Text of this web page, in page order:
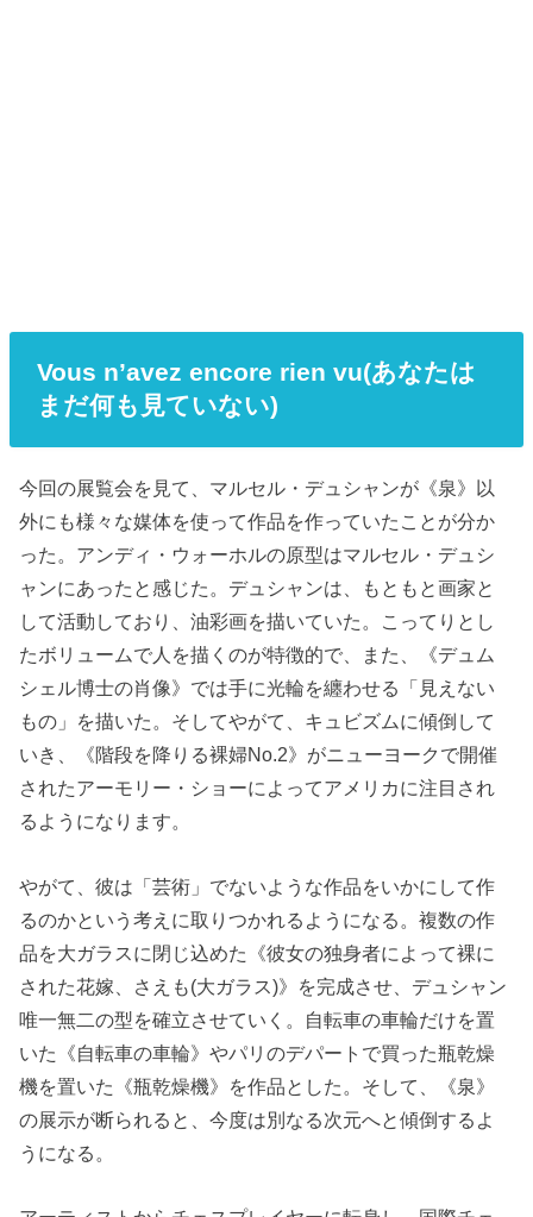
Vous n’avez encore rien vu(あなたは
まだ何も見ていない)
今回の展覧会を見て、マルセル・デュシャンが《泉》以
外にも様々な媒体を使って作品を作っていたことが分か
った。アンディ・ウォーホルの原型はマルセル・デュシ
ャンにあったと感じた。デュシャンは、もともと画家と
して活動しており、油彩画を描いていた。こってりとし
たボリュームで人を描くのが特徴的で、また、《デュム
シェル博士の肖像》では手に光輪を纏わせる「見えない
もの」を描いた。そしてやがて、キュビズムに傾倒して
いき、《階段を降りる裸婦No.2》がニューヨークで開催
されたアーモリー・ショーによってアメリカに注目され
るようになります。
やがて、彼は「芸術」でないような作品をいかにして作
るのかという考えに取りつかれるようになる。複数の作
品を大ガラスに閉じ込めた《彼女の独身者によって裸に
された花嫁、さえも(大ガラス)》を完成させ、デュシャン
唯一無二の型を確立させていく。自転車の車輪だけを置
いた《自転車の車輪》やパリのデパートで買った瓶乾燥
機を置いた《瓶乾燥機》を作品とした。そして、《泉》
の展示が断られると、今度は別なる次元へと傾倒するよ
うになる。